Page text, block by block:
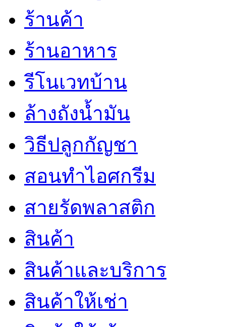
ร้านค้า
ร้านอาหาร
รีโนเวทบ้าน
ล้างถังน้ำมัน
วิธีปลูกกัญชา
สอนทำไอศกรีม
สายรัดพลาสติก
สินค้า
สินค้าและบริการ
สินค้าให้เช่า